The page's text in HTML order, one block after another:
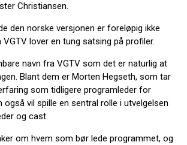
Christiansen.
den norske versjonen er foreløpig ikke
lover en tung satsing på profiler.
navn fra VGTV som det er naturlig at
Blant dem er Morten Hegseth, som tar
som tidligere programleder for
vil spille en sentral rolle i utvelgelsen
og cast.
om hvem som bør lede programmet, og